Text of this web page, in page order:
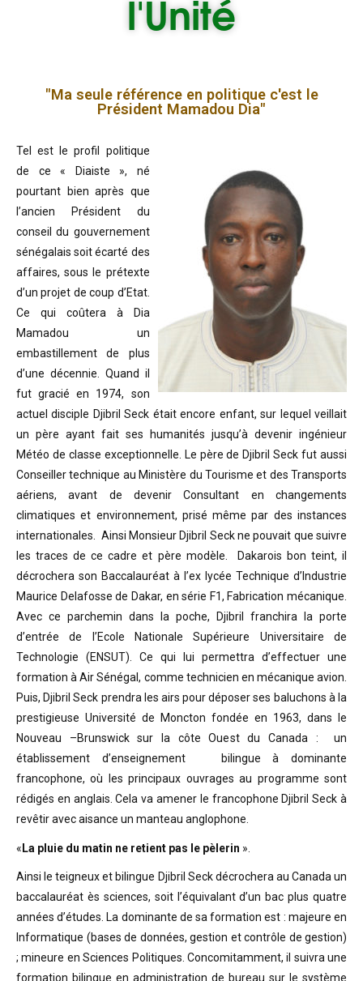
l'Unité
"Ma seule référence en politique c'est le
Président Mamadou Dia"
Tel est le profil politique
de ce « Diaiste », né
pourtant bien après que
l’ancien Président du
conseil du gouvernement
sénégalais soit écarté des
affaires, sous le prétexte
d’un projet de coup d’Etat.
Ce qui coûtera à Dia
Mamadou un
embastillement de plus
d’une décennie. Quand il
fut gracié en 1974, son
actuel disciple Djibril Seck était encore enfant, sur lequel veillait
un père ayant fait ses humanités jusqu’à devenir ingénieur
Météo de classe exceptionnelle. Le père de Djibril Seck fut aussi
Conseiller technique au Ministère du Tourisme et des Transports
aériens, avant de devenir Consultant en changements
climatiques et environnement, prisé même par des instances
internationales. Ainsi Monsieur Djibril Seck ne pouvait que suivre
les traces de ce cadre et père modèle. Dakarois bon teint, il
décrochera son Baccalauréat à l’ex lycée Technique d’Industrie
Maurice Delafosse de Dakar, en série F1, Fabrication mécanique.
Avec ce parchemin dans la poche, Djibril franchira la porte
d’entrée de l’Ecole Nationale Supérieure Universitaire de
Technologie (ENSUT). Ce qui lui permettra d’effectuer une
formation à Air Sénégal, comme technicien en mécanique avion.
Puis, Djibril Seck prendra les airs pour déposer ses baluchons à la
prestigieuse Université de Moncton fondée en 1963, dans le
Nouveau –Brunswick sur la côte Ouest du Canada : un
établissement d’enseignement bilingue à dominante
francophone, où les principaux ouvrages au programme sont
rédigés en anglais. Cela va amener le francophone Djibril Seck à
revêtir avec aisance un manteau anglophone.
«La pluie du matin ne retient pas le pèlerin ».
Ainsi le teigneux et bilingue Djibril Seck décrochera au Canada un
baccalauréat ès sciences, soit l’équivalant d’un bac plus quatre
années d’études. La dominante de sa formation est : majeure en
Informatique (bases de données, gestion et contrôle de gestion)
; mineure en Sciences Politiques. Concomitamment, il suivra une
formation bilingue en administration de bureau sur le système